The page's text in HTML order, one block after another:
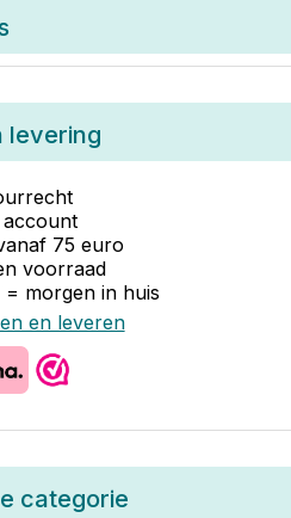
levering
75 euro
voorraad
= morgen in huis
en leveren
categorie